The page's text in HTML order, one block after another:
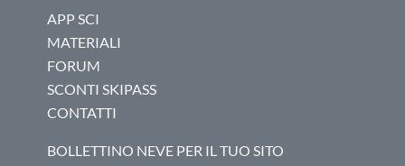
APP SCI
MATERIALI
FORUM
SCONTI SKIPASS
CONTATTI
BOLLETTINO NEVE PER IL TUO SITO